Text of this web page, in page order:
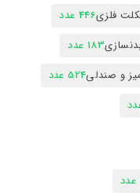
فلزی446 عدد
183 عدد
و صندلی524 عدد